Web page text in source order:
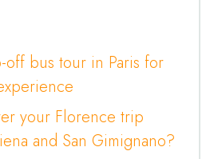
off bus tour in Paris for
your Florence trip
and San Gimignano?